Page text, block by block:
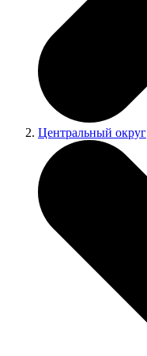
Центральный округ